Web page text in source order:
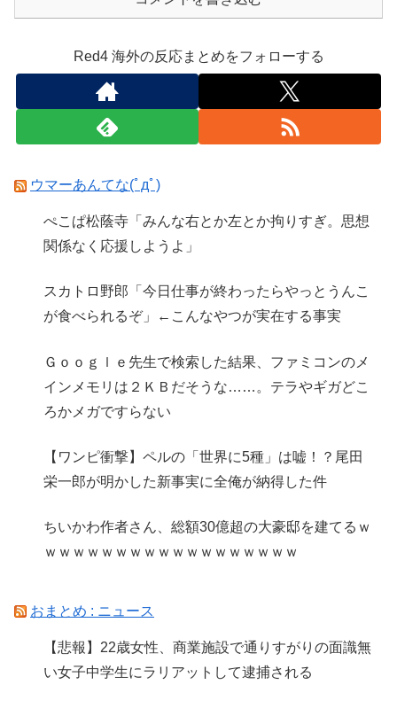
Red4 海外の反応まとめをフォローする
ウマーあんてな(ﾟдﾟ)
ぺこぱ松蔭寺「みんな右とか左とか拘りすぎ。思想
関係なく応援しようよ」
スカトロ野郎「今日仕事が終わったらやっとうんこ
が食べられるぞ」←こんなやつが実在する事実
Ｇｏｏｇｌｅ先生で検索した結果、ファミコンのメ
インメモリは２ＫＢだそうな……。テラやギガどこ
ろかメガですらない
【ワンピ衝撃】ペルの「世界に5種」は嘘！？尾田
栄一郎が明かした新事実に全俺が納得した件
ちいかわ作者さん、総額30億超の大豪邸を建てるｗ
ｗｗｗｗｗｗｗｗｗｗｗｗｗｗｗｗｗｗ
おまとめ : ニュース
【悲報】22歳女性、商業施設で通りすがりの面識無
い女子中学生にラリアットして逮捕される